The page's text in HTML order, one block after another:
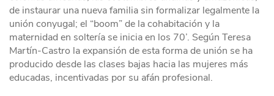
de instaurar una nueva familia sin formalizar legalmente la
unión conyugal; el “boom” de la cohabitación y la
maternidad en soltería se inicia en los 70’. Según Teresa
Martín-Castro la expansión de esta forma de unión se ha
producido desde las clases bajas hacia las mujeres más
educadas, incentivadas por su afán profesional.